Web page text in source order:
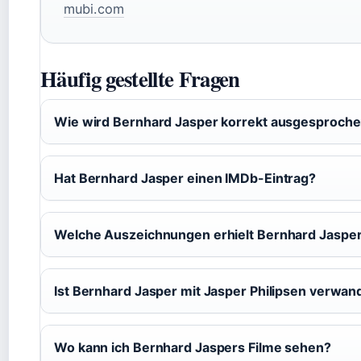
mubi.com
Häufig gestellte Fragen
Wie wird Bernhard Jasper korrekt
Hat Bernhard Jasper einen IMDb-Eintrag?
Welche Auszeichnungen erhielt Bernhard
Ist Bernhard Jasper mit Jasper Philipsen
Wo kann ich Bernhard Jaspers Filme sehen?